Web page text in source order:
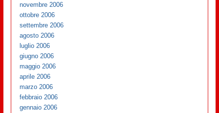
novembre 2006
ottobre 2006
settembre 2006
agosto 2006
luglio 2006
giugno 2006
maggio 2006
aprile 2006
marzo 2006
febbraio 2006
gennaio 2006